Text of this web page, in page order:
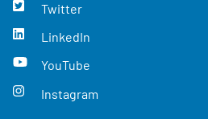
Twitter
LinkedIn
YouTube
Instagram